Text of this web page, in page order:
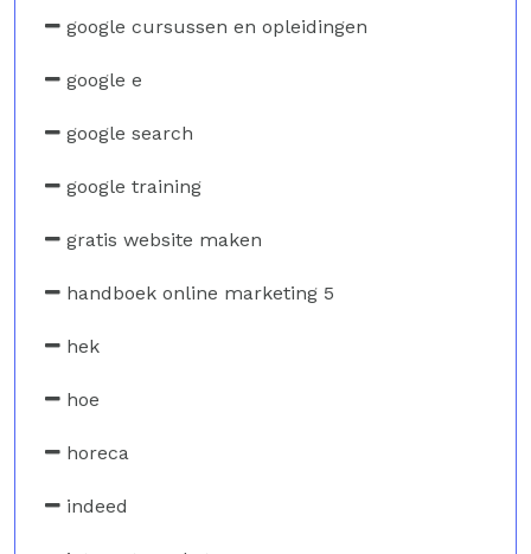
google cursussen en opleidingen
google e
google search
google training
gratis website maken
handboek online marketing 5
hek
hoe
horeca
indeed